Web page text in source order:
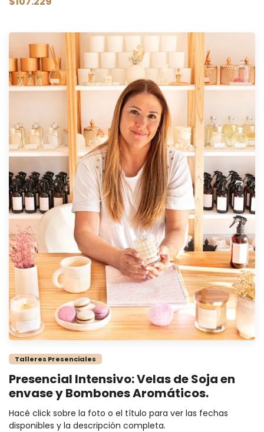
Talleres Presenciales
Presencial Intensivo: Velas de Soja en
envase y Bombones Aromáticos.
Hacé click sobre la foto o el título para ver las fechas
disponibles y la descripción completa.